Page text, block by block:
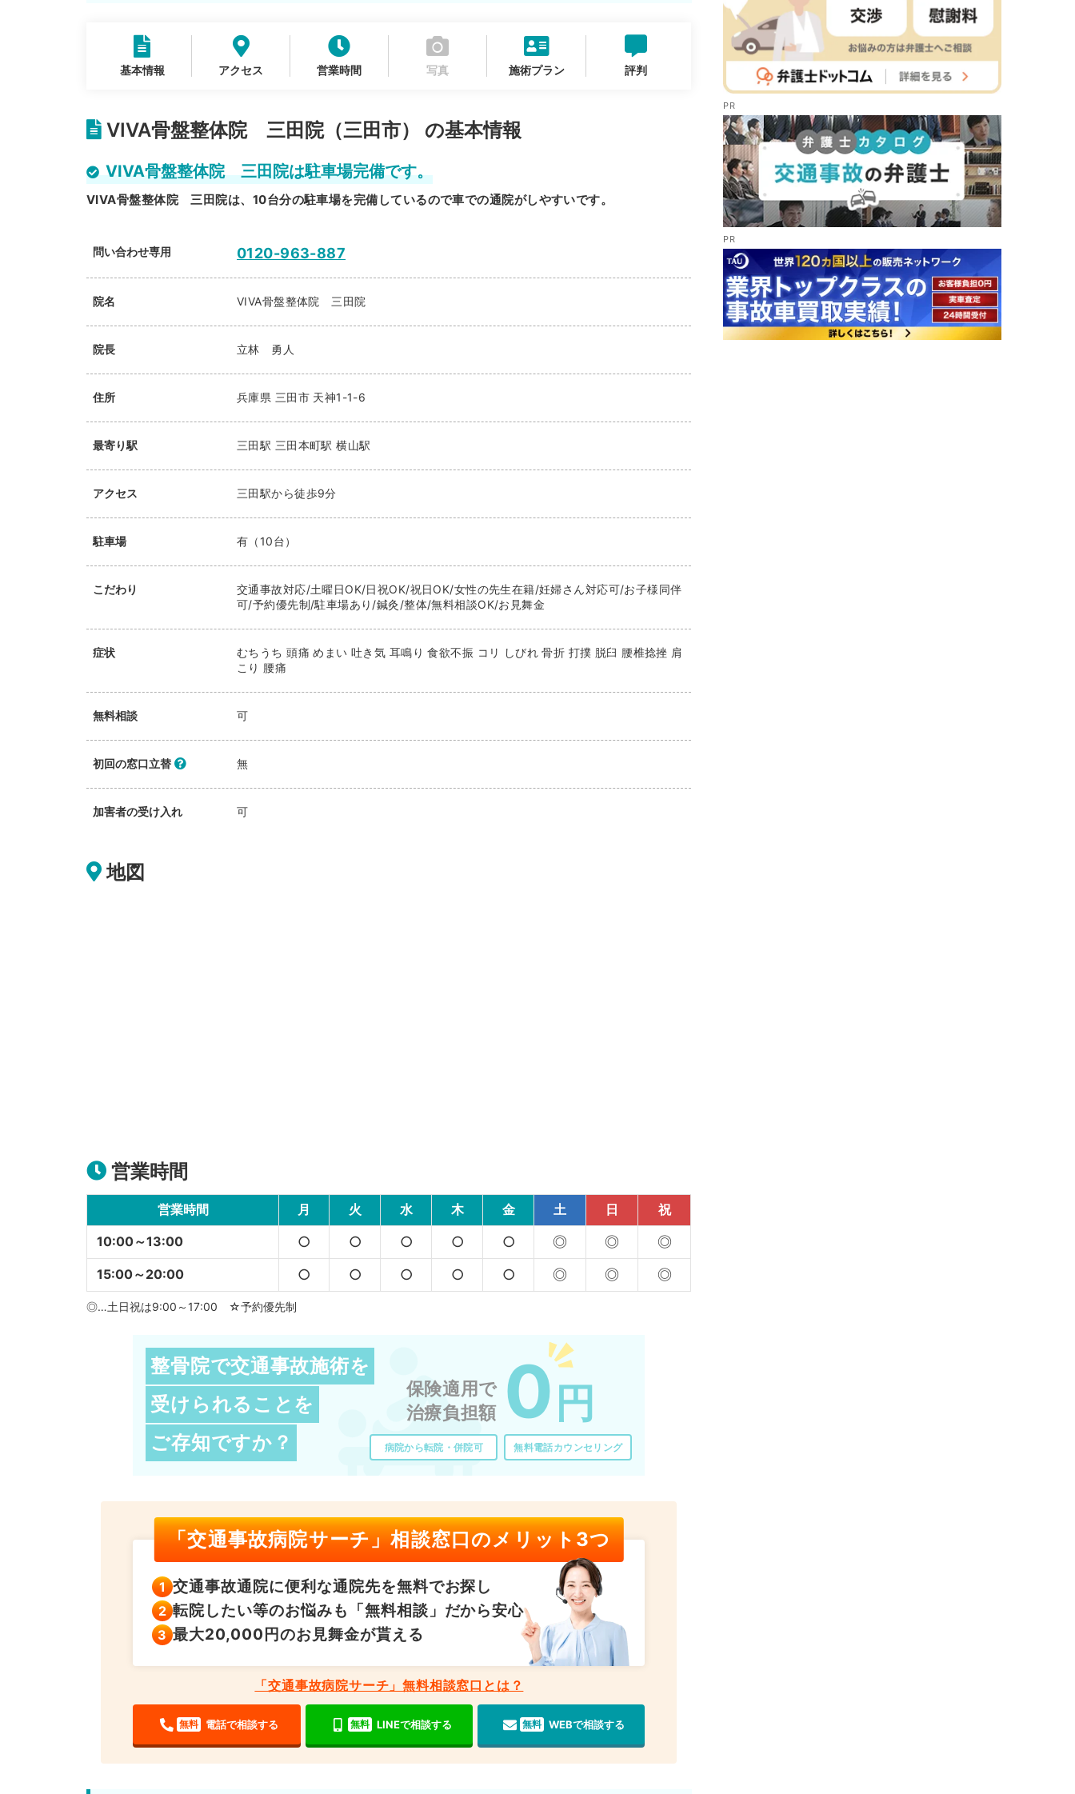
基本情報 アクセス 営業時間 写真 施術プラン 評判
VIVA骨盤整体院 三田院（三田市） の基本情報
VIVA骨盤整体院 三田院は駐車場完備です。
VIVA骨盤整体院 三田院は、10台分の駐車場を完備しているので車での通院がしやすいです。
問い合わせ専用 0120-963-887
院名 VIVA骨盤整体院 三田院
院長 立林 勇人
住所 兵庫県 三田市 天神1-1-6
最寄り駅 三田駅 三田本町駅 横山駅
アクセス 三田駅から徒歩9分
駐車場 有（10台）
こだわり
交通事故対応/土曜日OK/日祝OK/祝日OK/女性の先生在籍/妊婦さん対応可/お子様同伴
可/予約優先制/駐車場あり/鍼灸/整体/無料相談OK/お見舞金
症状
むちうち 頭痛 めまい 吐き気 耳鳴り 食欲不振 コリ しびれ 骨折 打撲 脱臼 腰椎捻挫 肩
こり 腰痛
無料相談 可
初回の窓口立替 無
加害者の受け入れ 可
地図
営業時間
営業時間 月 火 水 木 金 土 日
祝
10:00～13:00
○ ○ ○ ○ ○ ◎ ◎ ◎
15:00～20:00 ○ ○ ○ ○ ○ ◎ ◎ ◎
◎…土日祝は9:00～17:00 ☆予約優先制
整骨院で交通事故施術を
受けられることを
ご存知ですか？
保険適用で
治療負担額 0 円
病院から転院・併院可 無料電話カウンセリング
「交通事故病院サーチ」相談窓口のメリット3つ
交通事故通院に便利な通院先を無料でお探し
転院したい等のお悩みも
「無料相談」だから安心
最大20,000円のお見舞金が貰える
「交通事故病院サーチ」無料相談窓口とは？
無料 電話で相談する 無料 LINEで相談する 無料 WEBで相談する